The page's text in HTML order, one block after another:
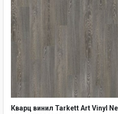
Кварц винил Tarkett Art Vinyl